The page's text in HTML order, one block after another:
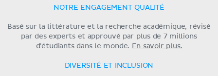
NOTRE ENGAGEMENT QUALITÉ
Basé sur la littérature et la recherche académique, révisé
par des experts et approuvé par plus de 7 millions
d'étudiants dans le monde. En savoir plus.
DIVERSITÉ ET INCLUSION